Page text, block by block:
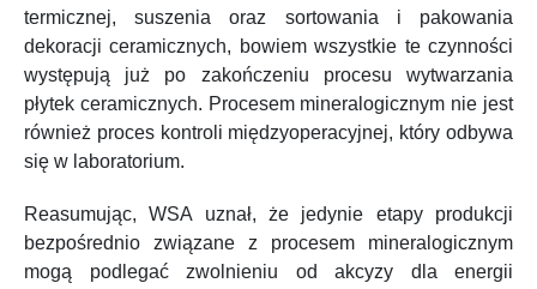
termicznej, suszenia oraz sortowania i pakowania
dekoracji ceramicznych, bowiem wszystkie te czynności
występują już po zakończeniu procesu wytwarzania
płytek ceramicznych. Procesem mineralogicznym nie jest
również proces kontroli międzyoperacyjnej, który odbywa
się w laboratorium.
Reasumując, WSA uznał, że jedynie etapy produkcji
bezpośrednio związane z procesem mineralogicznym
mogą podlegać zwolnieniu od akcyzy dla energii